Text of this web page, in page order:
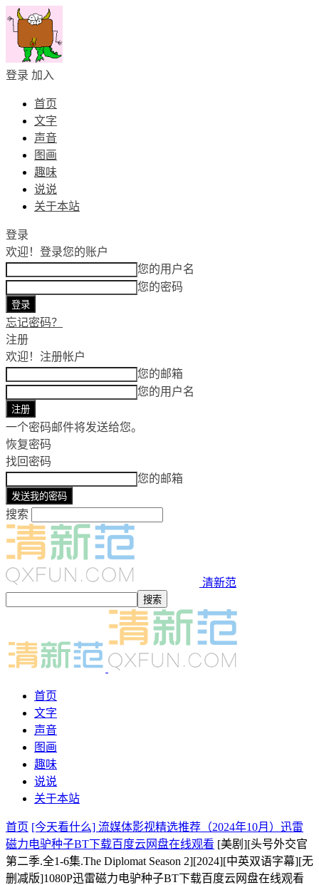
登录 加入
首页
文字
声音
图画
趣味
说说
关于本站
登录
欢迎！ 登录您的账户
您的用户名
您的密码
忘记密码？
注册
欢迎！ 注册帐户
您的邮箱
您的用户名
一个密码邮件将发送给您。
恢复密码
找回密码
您的邮箱
搜索
清新范
首页
文字
声音
图画
趣味
说说
关于本站
首页 [今天看什么] 流媒体影视精选推荐（2024年10月）迅雷
磁力电驴种子BT下载百度云网盘在线观看 [美剧][头号外交官
第二季.全1-6集.The Diplomat Season 2][2024][中英双语字幕][无
删减版]1080P迅雷磁力电驴种子BT下载百度云网盘在线观看